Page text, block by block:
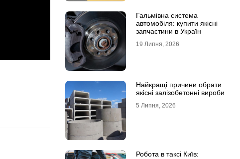
Гальмівна система
автомобіля: купити якісні
запчастини в Україн
19 Липня, 2026
Найкращі причини обрати
якісні залізобетонні вироби
5 Липня, 2026
Робота в таксі Київ: